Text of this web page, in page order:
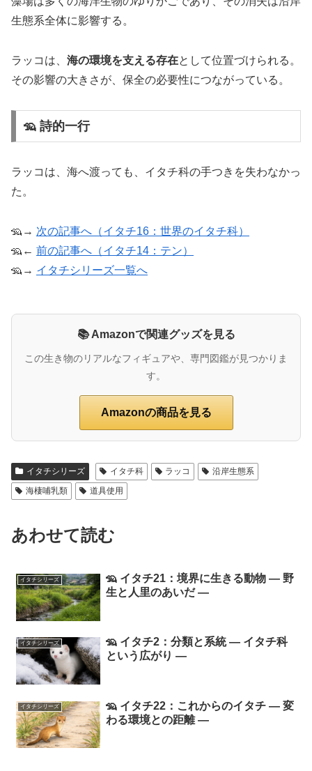
生態系全体に影響する。
ラッコは、 海の環境を支える存在として位置づけられる。
その影響の大きさが、保全の必要性につながっている。
🦡 詩的一行
ラッコは、海へ渡っても、イタチ科の手つきを失わなかっ
た。
🦡→ 次の記事へ（イタチ16：世界のイタチ科）
🦡← 前の記事へ（イタチ14：テン）
🦡→ イタチシリーズ一覧へ
📚 Amazonで関連グッズを見る
この生き物のリアルなフィギュアや、専門図鑑が見つかりま
す。
Amazonの商品を見る
イタチシリーズ イタチ科 ラッコ
沿岸生態系
海棲哺乳類
道具使用
あわせて読む
イタチシリーズ
🦡 イタチ21：境界に生きる動物 ― 野
生と人里のあいだ ―
イタチシリーズ
🦡 イタチ2：分類と系統 ― イタチ科
という広がり ―
イタチシリーズ
🦡 イタチ22：これからのイタチ ― 変
わる環境との距離 ―